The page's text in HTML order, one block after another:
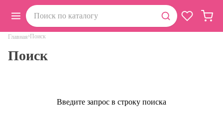
Главная› Поиск
Поиск
Введите запрос в строку поиска